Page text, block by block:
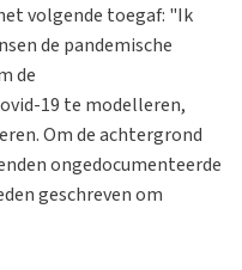
volgende toegaf: "Ik
de pandemische
de
19 te modelleren,
Om de achtergrond
ongedocumenteerde
geschreven om